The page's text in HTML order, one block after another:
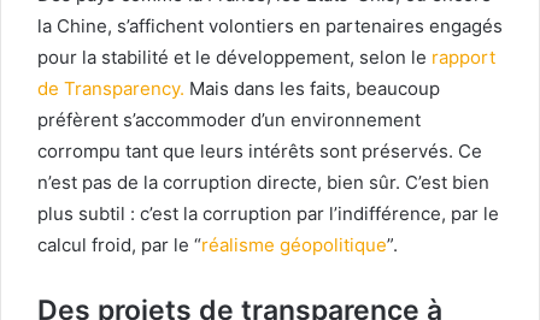
la Chine, s’affichent volontiers en partenaires engagés
pour la stabilité et le développement, selon le rapport
de Transparency. Mais dans les faits, beaucoup
préfèrent s’accommoder d’un environnement
corrompu tant que leurs intérêts sont préservés. Ce
n’est pas de la corruption directe, bien sûr. C’est bien
plus subtil : c’est la corruption par l’indifférence, par le
calcul froid, par le “réalisme géopolitique”.
Des projets de transparence à